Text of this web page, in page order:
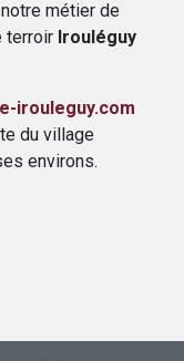
métier de
terroir Irouléguy
irouleguy.com
du village
environs.